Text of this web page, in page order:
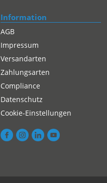
Information
AGB
Impressum
Versandarten
Zahlungsarten
Compliance
Datenschutz
Cookie-Einstellungen